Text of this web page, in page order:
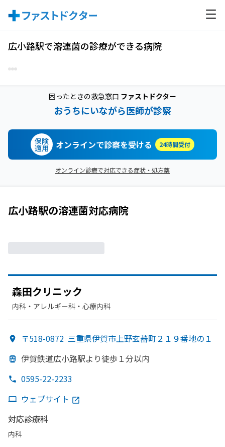
広小路駅で溶連菌の診療ができる病院
困ったときの救急窓口 ファストドクター
おうちにいながら医師が診察
保険
適用 オンラインで診察を受ける 24時間受付
オンライン診療で対応できる症状・処方薬
広小路駅の溶連菌対応病院
森田クリニック
内科・​アレルギー科・​心療内科
〒518-0872 三重県伊賀市上野玄蕃町２１９番地の１
伊賀鉄道広小路駅より徒歩１分以内
0595-22-2233
ウェブサイト
対応診療科
内科